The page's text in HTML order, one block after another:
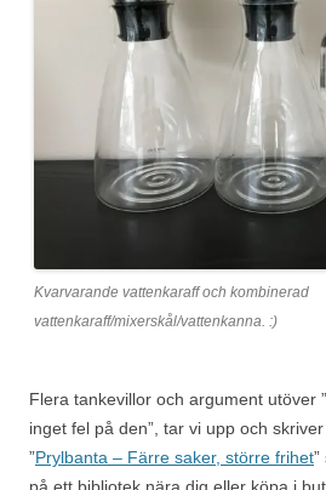
Kvarvarande vattenkaraff och kombinerad
vattenkaraff/mixerskål/vattenkanna. :)
Flera tankevillor och argument utöver
inget fel på den”, tar vi upp och
”Prylbanta – Färre saker, större frihet